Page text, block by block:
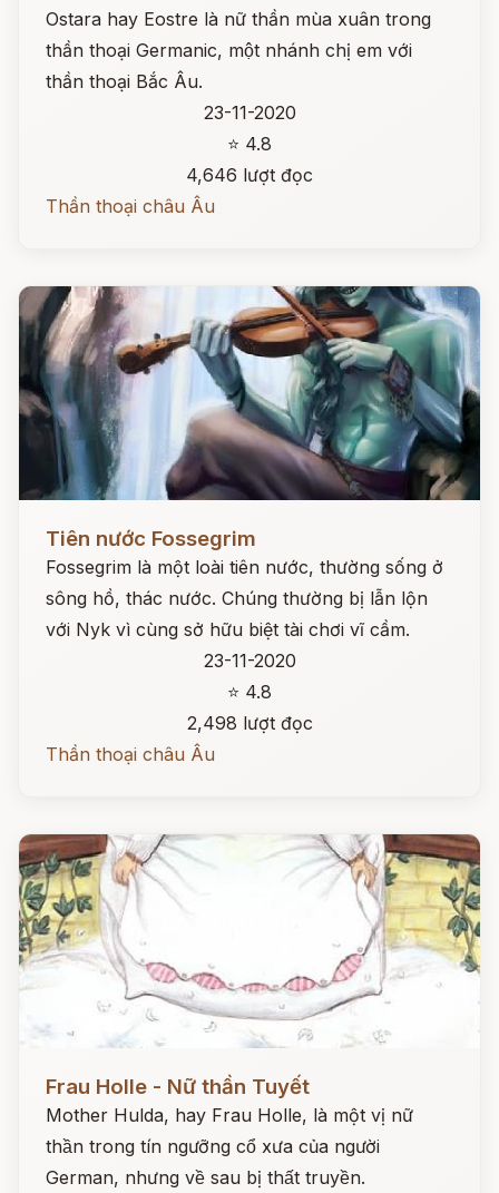
Ostara hay Eostre là nữ thần mùa xuân trong
thần thoại Germanic, một nhánh chị em với
thần thoại Bắc Âu.
23-11-2020
⭐ 4.8
4,646 lượt đọc
Thần thoại châu Âu
Tiên nước Fossegrim
Fossegrim là một loài tiên nước, thường sống ở
sông hồ, thác nước. Chúng thường bị lẫn lộn
với Nyk vì cùng sở hữu biệt tài chơi vĩ cầm.
23-11-2020
⭐ 4.8
2,498 lượt đọc
Thần thoại châu Âu
Frau Holle - Nữ thần Tuyết
Mother Hulda, hay Frau Holle, là một vị nữ
thần trong tín ngưỡng cổ xưa của người
German, nhưng về sau bị thất truyền.